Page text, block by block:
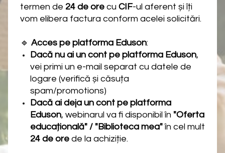
termen de 24 de ore cu CIF-ul aferent și îți
vom elibera factura conform acelei solicitări.
🔹 Acces pe platforma Eduson:
Dacă nu ai un cont pe platforma Eduson,
vei primi un e-mail separat cu datele de
logare (verifică și căsuța
spam/promotions)
Dacă ai deja un cont pe platforma
Eduson, webinarul va fi disponibil în "Oferta
educațională" / "Biblioteca mea"în cel mult
24 de ore de la achiziție.